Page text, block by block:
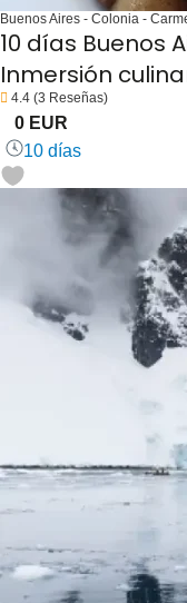
Buenos Aires - Colonia -
10 días Buenos
Inmersión
4.4 (3 Reseñas)
0 EUR
10 días